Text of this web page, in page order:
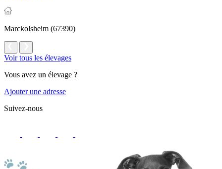
Marckolsheim (67390)
Voir tous les élevages
Vous avez un élevage ?
Ajouter une adresse
Suivez-nous